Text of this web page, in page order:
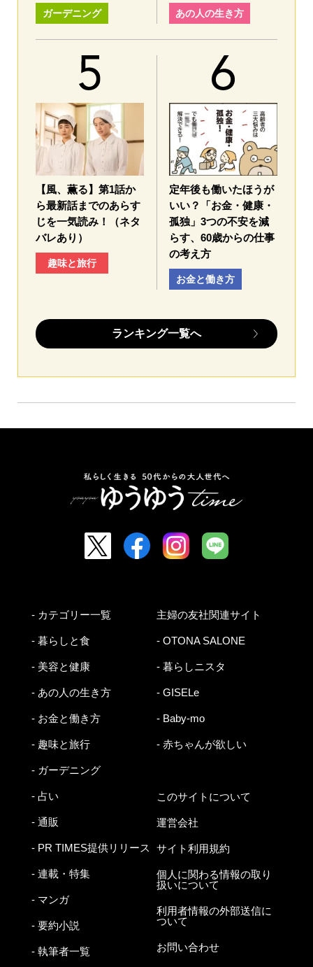
ガーデニング あの人の生き方
【風、薫る】第1話か
ら最新話までのあらす
じを一気読み！（ネタ
バレあり）
趣味と旅行
定年後も働いたほうが
いい？「お金・健康・
孤独」3つの不安を減
らす、60歳からの仕事
の考え方
お金と働き方
ランキング一覧へ
- カテゴリー一覧
- 暮らしと食
- 美容と健康
- あの人の生き方
- お金と働き方
- 趣味と旅行
- ガーデニング
- 占い
- 通販
- PR TIMES提供リリース
- 連載・特集
- マンガ
- 要約小説
- 執筆者一覧
主婦の友社関連サイト
- OTONA SALONE
- 暮らしニスタ
- GISELe
- Baby-mo
- 赤ちゃんが欲しい
このサイトについて
運営会社
サイト利用規約
個人に関わる情報の取り
扱いについて
利用者情報の外部送信に
ついて
お問い合わせ